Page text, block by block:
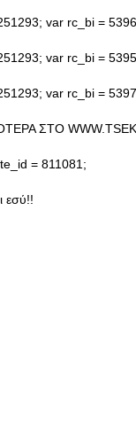
var rc_bi =
var rc_bi =
var rc_bi =
ΣΤΟ
= 811081;
εσύ!!